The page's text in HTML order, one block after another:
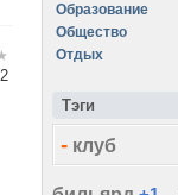
Образование
Общество
Отдых
Тэги
- клуб